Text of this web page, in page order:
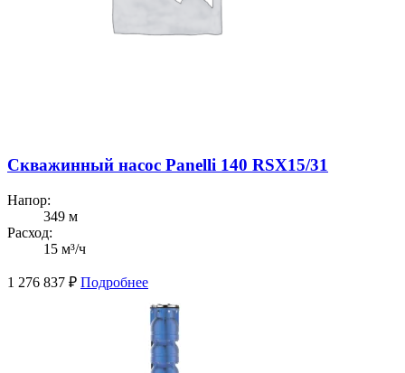
Скважинный насос Panelli 140 RSX15/31
Напор:
349 м
Расход:
15 м³/ч
1 276 837 ₽ Подробнее